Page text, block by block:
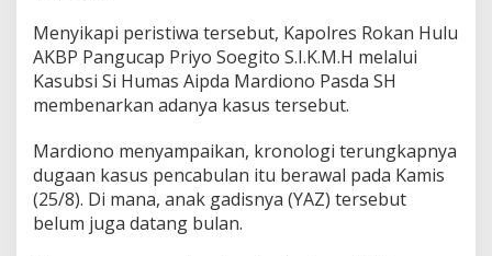
Menyikapi peristiwa tersebut, Kapolres Rokan Hulu
AKBP Pangucap Priyo Soegito S.I.K.M.H melalui
Kasubsi Si Humas Aipda Mardiono Pasda SH
membenarkan adanya kasus tersebut.
Mardiono menyampaikan, kronologi terungkapnya
dugaan kasus pencabulan itu berawal pada Kamis
(25/8). Di mana, anak gadisnya (YAZ) tersebut
belum juga datang bulan.